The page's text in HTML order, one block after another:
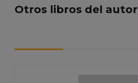
Otros libros del autor